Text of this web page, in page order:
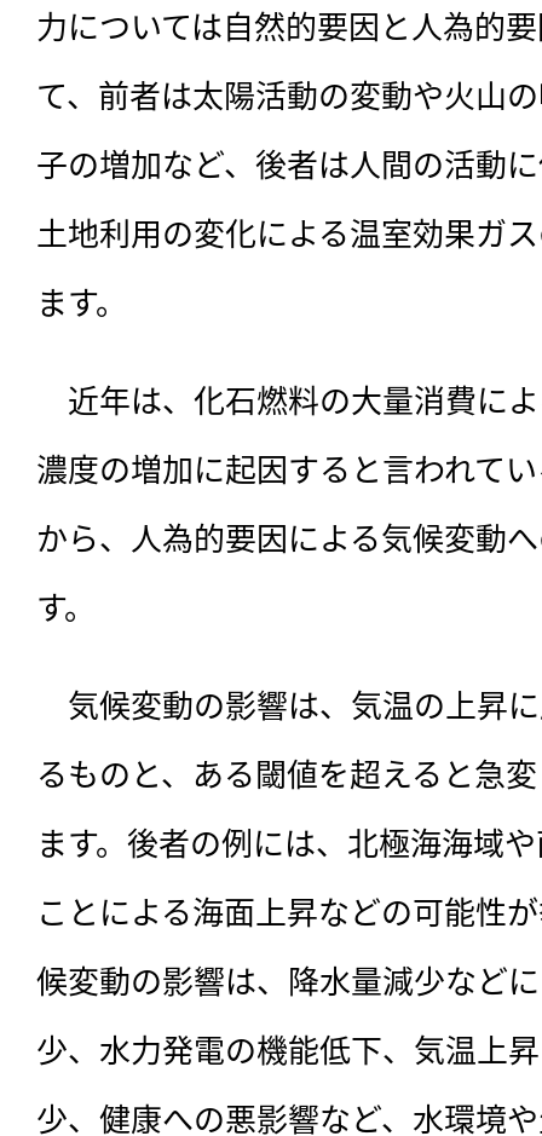
力については自然的要因と人為的
て、前者は太陽活動の変動や火山
子の増加など、後者は人間の活動
土地利用の変化による温室効果ガ
ます。
近年は、化石燃料の大量消費に
濃度の増加に起因すると言われて
から、人為的要因による気候変動
す。
気候変動の影響は、気温の上昇
るものと、ある閾値を超えると急
ます。後者の例には、北極海海域
ことによる海面上昇などの可能性
候変動の影響は、降水量減少など
少、水力発電の機能低下、気温上
少、健康への悪影響など、水環境